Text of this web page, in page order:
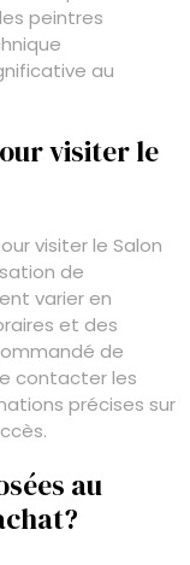
peintres
au
visiter le
visiter le Salon
de
varier en
et des
de
contacter les
précises sur
au